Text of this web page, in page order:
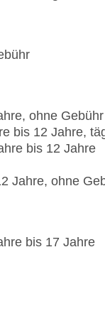
ohne Gebühr
bis 12 Jahre,
bis 12 Jahre
Jahre, ohne
bis 17 Jahre